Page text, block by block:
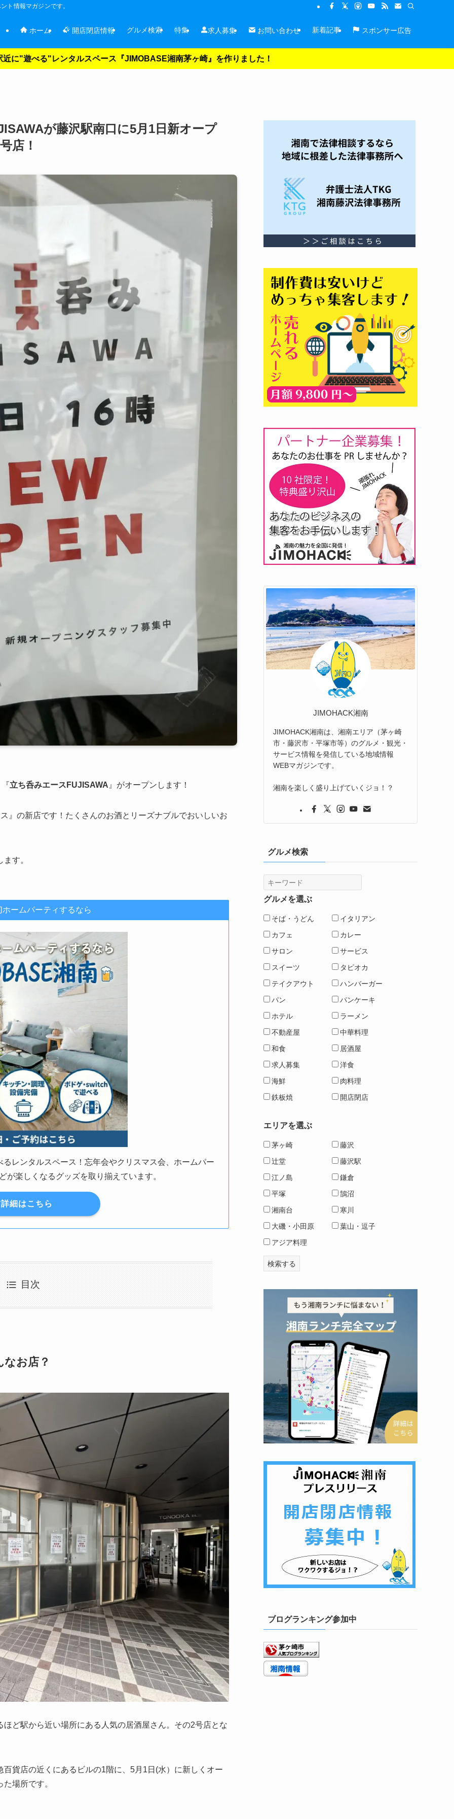
ト情報マガジンです。
ホーム 開店閉店情報 グルメ検索 特集 求人募集 お問い合わせ 新着記事 スポンサー広告
近に"遊べる"レンタルスペース『JIMOBASE湘南茅ヶ崎』を作りました！
が藤沢駅南口に5月1日新オープ
店！
立ち呑みエースFUJISAWA 』がオープンします！
』の新店です！たくさんのお酒とリーズナブルでおいしいお
す。
ームパーティするなら
レンタルスペース！忘年会やクリスマス会、ホームパー
が楽しくなるグッズを取り揃えています。
詳細はこちら
目次
お店？
ど駅から近い場所にある人気の居酒屋さん。その2号店とな
貨店の近くにあるビルの1階に、5月1日(水）に新しくオー
場所です。
JIMOHACK湘南
JIMOHACK湘南は、湘南エリア（茅ヶ崎
市・藤沢市・平塚市等）のグルメ・観光・
サービス情報を発信している地域情報
WEBマガジンです。
湘南を楽しく盛り上げていくジョ！？
グルメ検索
グルメを選ぶ
そば・うどん
イタリアン
カフェ
カレー
サロン
サービス
スイーツ
タピオカ
テイクアウト
ハンバーガー
パン
パンケーキ
ホテル
ラーメン
不動産屋
中華料理
和食
居酒屋
求人募集
洋食
海鮮
肉料理
鉄板焼
開店閉店
エリアを選ぶ
茅ヶ崎
藤沢
辻堂
藤沢駅
江ノ島
鎌倉
平塚
鵠沼
湘南台
寒川
大磯・小田原
葉山・逗子
アジア料理
ブログランキング参加中